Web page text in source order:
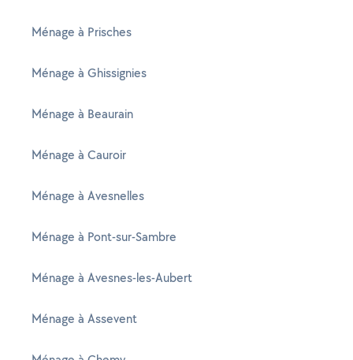
Ménage à Prisches
Ménage à Ghissignies
Ménage à Beaurain
Ménage à Cauroir
Ménage à Avesnelles
Ménage à Pont-sur-Sambre
Ménage à Avesnes-les-Aubert
Ménage à Assevent